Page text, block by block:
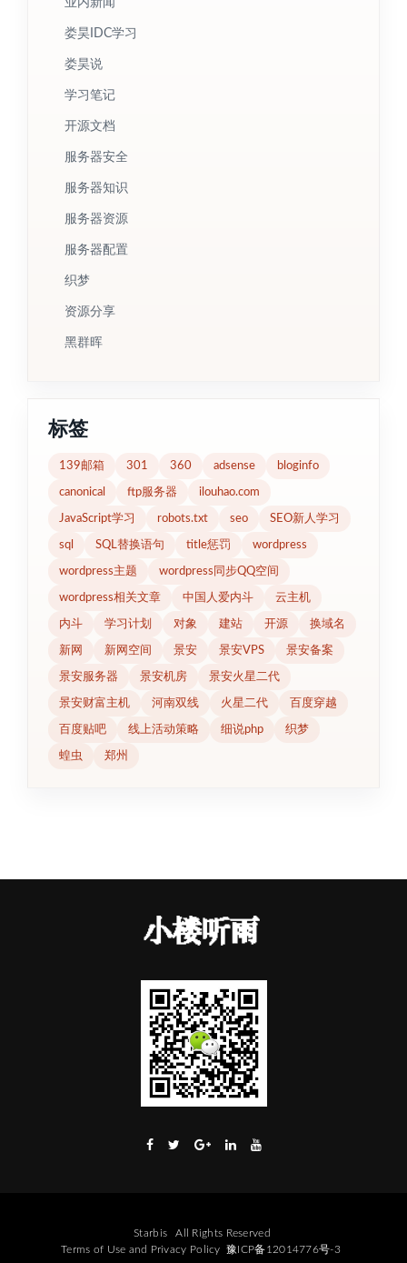
业内新闻
娄昊IDC学习
娄昊说
学习笔记
开源文档
服务器安全
服务器知识
服务器资源
服务器配置
织梦
资源分享
黑群晖
标签
139邮箱 301 360 adsense bloginfo
canonical ftp服务器 ilouhao.com
JavaScript学习 robots.txt seo SEO新人学习
sql SQL替换语句 title惩罚 wordpress
wordpress主题 wordpress同步QQ空间
wordpress相关文章 中国人爱内斗 云主机
内斗 学习计划 对象 建站 开源 换域名
新网 新网空间 景安 景安VPS 景安备案
景安服务器 景安机房 景安火星二代
景安财富主机 河南双线 火星二代 百度穿越
百度贴吧 线上活动策略 细说php 织梦
蝗虫 郑州
Starbis
All Rights Reserved
Terms of Use and Privacy Policy 豫ICP备12014776号-3